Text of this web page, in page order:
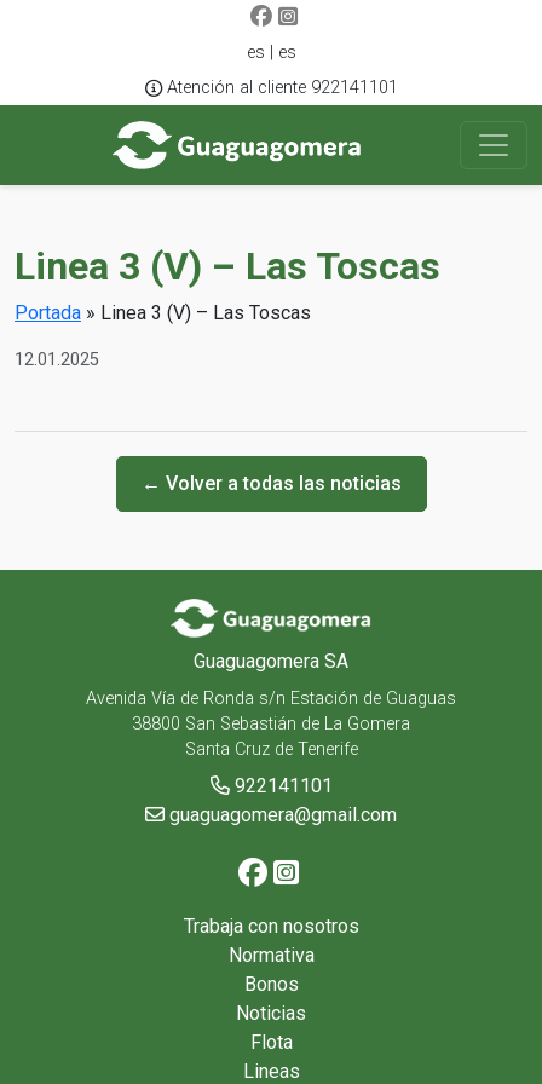
es | es
Atención al cliente 922141101
Linea 3 (V) – Las Toscas
Portada » Linea 3 (V) – Las Toscas
12.01.2025
← Volver a todas las noticias
Guaguagomera SA
Avenida Vía de Ronda s/n Estación de Guaguas
38800 San Sebastián de La Gomera
Santa Cruz de Tenerife
922141101
guaguagomera@gmail.com
Trabaja con nosotros
Normativa
Bonos
Noticias
Flota
Lineas